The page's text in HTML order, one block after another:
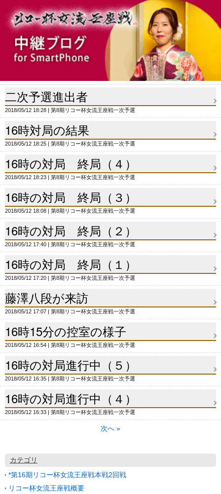
二次予選進出者
2018/05/12 18:28 第8期リコー杯女流王座戦一次予選
16時対局の結果
2018/05/12 18:25 第8期リコー杯女流王座戦一次予選
16時の対局 終局（４）
2018/05/12 18:23 第8期リコー杯女流王座戦一次予選
16時の対局 終局（３）
2018/05/12 18:08 第8期リコー杯女流王座戦一次予選
16時の対局 終局（２）
2018/05/12 17:40 第8期リコー杯女流王座戦一次予選
16時の対局 終局（１）
2018/05/12 17:20 第8期リコー杯女流王座戦一次予選
藤澤八段が来訪
2018/05/12 17:07 第8期リコー杯女流王座戦一次予選
16時15分の控室の様子
2018/05/12 16:54 第8期リコー杯女流王座戦一次予選
16時の対局進行中（５）
2018/05/12 16:35 第8期リコー杯女流王座戦一次予選
16時の対局進行中（４）
2018/05/12 16:33 第8期リコー杯女流王座戦一次予選
次へ »
カテゴリ
*第16期リコー杯女流王座戦本戦2回戦
リコー杯女流王座戦概要